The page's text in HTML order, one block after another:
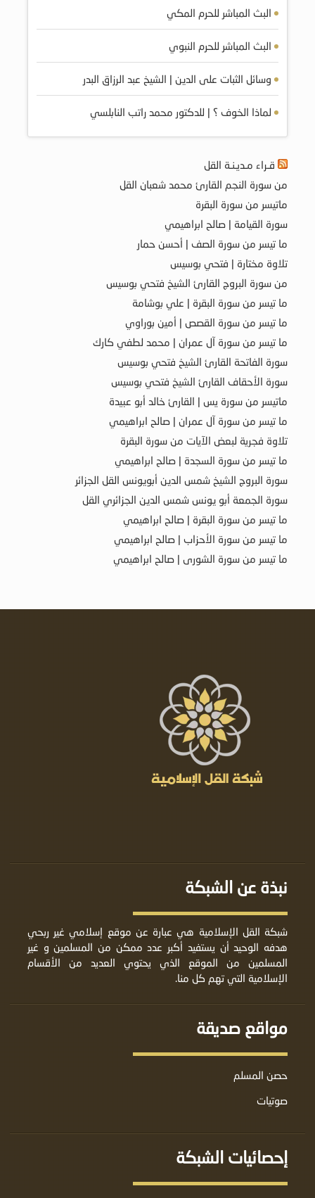
البث المباشر للحرم المكي
البث المباشر للحرم النبوي
وسائل الثبات على الدين | الشيخ عبد الرزاق البدر
لماذا الخوف ؟ | للدكتور محمد راتب النابلسي
قـراء مـديـنـة القل
من سورة النجم القارئ محمد شعبان القل
ماتيسر من سورة البقرة
سورة القيامة | صالح ابراهيمي
ما تيسر من سورة الصف | أحسن حمار
تلاوة مختارة | فتحي بوسيس
من سورة البروج القارئ الشيخ فتحي بوسيس
ما تيسر من سورة البقرة | علي بوشامة
ما تيسر من سورة القصص | أمين بوراوي
ما تيسر من سورة آل عمران | محمد لطفي كارك
سورة الفاتحة القارئ الشيخ فتحي بوسيس
سورة الأحقاف القارئ الشيخ فتحي بوسيس
ماتيسر من سورة يس | القارئ خالد أبو عبيدة
ما تيسر من سورة آل عمران | صالح ابراهيمي
تلاوة فجرية لبعض الآيات من سورة البقرة
ما تيسر من سورة السجدة | صالح ابراهيمي
سورة البروج الشيخ شمس الدين أبويونس القل الجزائر
سورة الجمعة أبو يونس شمس الدين الجزائري القل
ما تيسر من سورة البقرة | صالح ابراهيمي
ما تيسر من سورة الأحزاب | صالح ابراهيمي
ما تيسر من سورة الشورى | صالح ابراهيمي
نبذة عن الشبكة
شبكة القل الإسلامية هي عبارة عن موقع إسلامي غير ربحي
هدفه الوحيد أن يستفيد أكبر عدد ممكن من المسلمين و غير
المسلمين من الموقع الذي يحتوي العديد من الأقسام
الإسلامية التي تهم كل منا.
مواقع صديقة
حصن المسلم
صوتيات
إحصائيات الشبكة